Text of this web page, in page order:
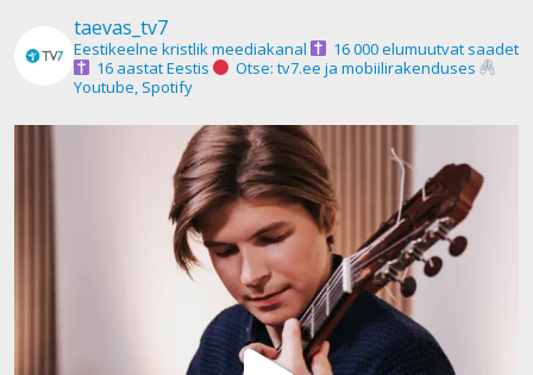
taevas_tv7
Eestikeelne kristlik meediakanal
16 000 elumuutvat saadet
16 aastat Eestis
Otse: tv7.ee ja mobiilirakenduses
Youtube, Spotify